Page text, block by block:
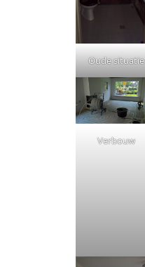
Oude situatie
Verbouw